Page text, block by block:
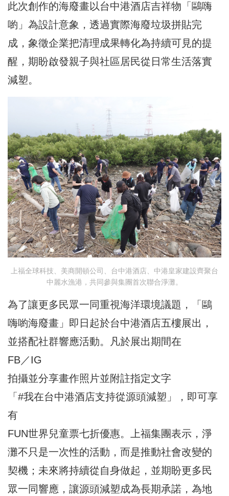
此次創作的海廢畫以台中港酒店吉祥物「鷗嗨
喲」為設計意象，透過實際海廢垃圾拼貼完
成，象徵企業把清理成果轉化為持續可見的提
醒，期盼啟發親子與社區居民從日常生活落實
減塑。
上福全球科技、美商開頓公司、台中港酒店、中港皇家建設齊聚台
中麗水漁港，共同參與集團首次聯合淨灘。
為了讓更多民眾一同重視海洋環境議題，「鷗
嗨喲海廢畫」即日起於台中港酒店五樓展出，
並搭配社群響應活動。凡於展出期間在
FB／IG
拍攝並分享畫作照片並附註指定文字
「#我在台中港酒店支持從源頭減塑」，即可享
有
FUN世界兒童票七折優惠。上福集團表示，淨
灘不只是一次性的活動，而是推動社會改變的
契機；未來將持續從自身做起，並期盼更多民
眾一同響應，讓源頭減塑成為長期承諾，為地